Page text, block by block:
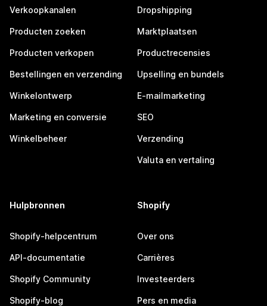
Verkoopkanalen
Producten zoeken
Producten verkopen
Bestellingen en verzending
Winkelontwerp
Marketing en conversie
Winkelbeheer
Dropshipping
Marktplaatsen
Productrecensies
Upselling en bundels
E-mailmarketing
SEO
Verzending
Valuta en vertaling
Hulpbronnen
Shopify-helpcentrum
API-documentatie
Shopify Community
Shopify-blog
Shopify
Over ons
Carrières
Investeerders
Pers en media